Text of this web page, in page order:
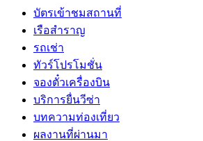
บัตรเข้าชมสถานที่
เรือสำราญ
รถเช่า
ทัวร์โปรโมชั่น
จองตั๋วเครื่องบิน
บริการยื่นวีซ่า
บทความท่องเที่ยว
ผลงานที่ผ่านมา